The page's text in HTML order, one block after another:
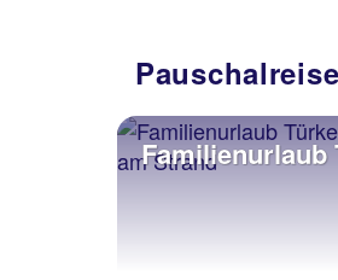
Familienurlaub